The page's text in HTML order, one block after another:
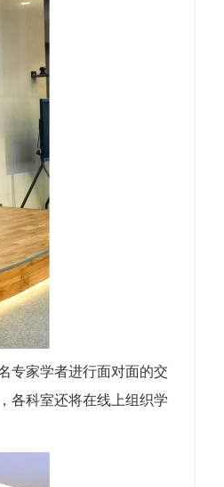
专家学者进行面对面的交
各科室还将在线上组织学